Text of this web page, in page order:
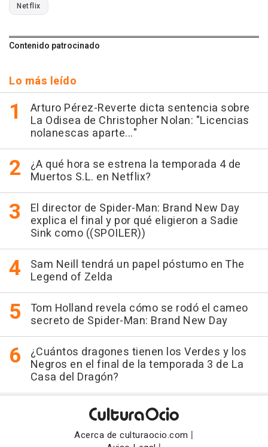
Netflix
Contenido patrocinado
Lo más leído
Arturo Pérez-Reverte dicta sentencia sobre
La Odisea de Christopher Nolan: "Licencias
nolanescas aparte..."
¿A qué hora se estrena la temporada 4 de
Muertos S.L. en Netflix?
El director de Spider-Man: Brand New Day
explica el final y por qué eligieron a Sadie
Sink como ((SPOILER))
Sam Neill tendrá un papel póstumo en The
Legend of Zelda
Tom Holland revela cómo se rodó el cameo
secreto de Spider-Man: Brand New Day
¿Cuántos dragones tienen los Verdes y los
Negros en el final de la temporada 3 de La
Casa del Dragón?
Acerca de culturaocio.com |